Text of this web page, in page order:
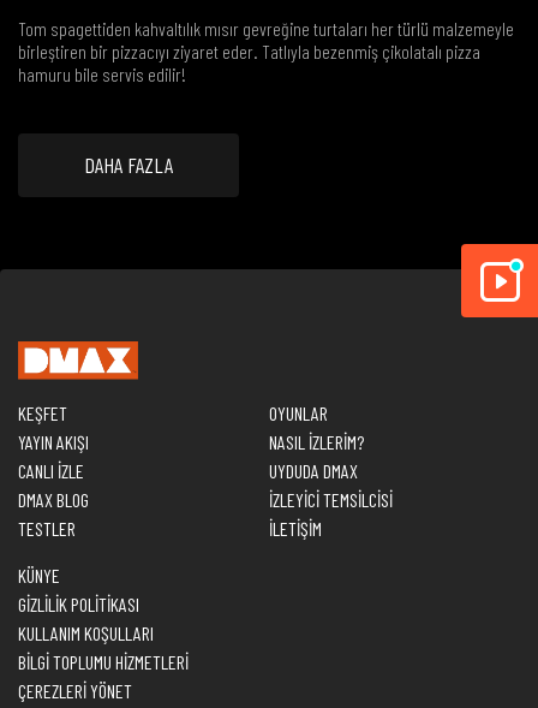
Tom spagettiden kahvaltılık mısır gevreğine turtaları her türlü malzemeyle
birleştiren bir pizzacıyı ziyaret eder. Tatlıyla bezenmiş çikolatalı pizza
hamuru bile servis edilir!
DAHA FAZLA
KEŞFET
YAYIN AKIŞI
CANLI İZLE
DMAX BLOG
TESTLER
OYUNLAR
NASIL İZLERİM?
UYDUDA DMAX
İZLEYİCİ TEMSİLCİSİ
İLETİŞİM
KÜNYE
GİZLİLİK POLİTİKASI
KULLANIM KOŞULLARI
BİLGİ TOPLUMU HİZMETLERİ
ÇEREZLERİ YÖNET